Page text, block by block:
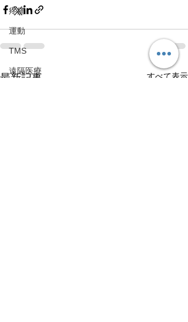
疼痛
運動
TMS
遠隔医療
最新記事 すべて表示